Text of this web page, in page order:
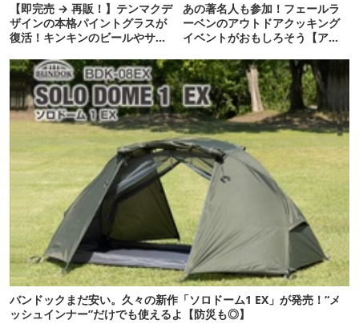
【即完売 → 再販！】テンマクデ
ザインの本格パイントグラスが
復活！キンキンのビールやサワ
あの著名人も参加！フェールラ
ーベンのアウトドアクッキング
イベントがおもしろそう【アウ
バンドックまだ安い。久々の新作「ソロドーム1 EX」が発売！“メ
ッシュインナー”だけでも使えるよ【防災も◎】